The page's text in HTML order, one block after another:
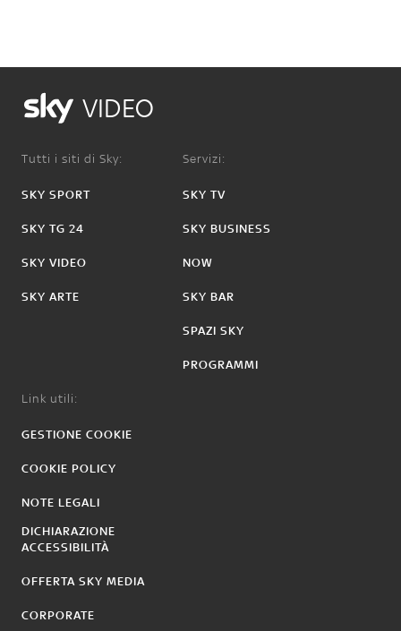
VIDEO
Tutti i siti di Sky:
SKY SPORT
SKY TG 24
SKY VIDEO
SKY ARTE
Servizi:
SKY TV
SKY BUSINESS
NOW
SKY BAR
SPAZI SKY
PROGRAMMI
Link utili:
GESTIONE COOKIE
COOKIE POLICY
NOTE LEGALI
DICHIARAZIONE
ACCESSIBILITÀ
OFFERTA SKY MEDIA
CORPORATE